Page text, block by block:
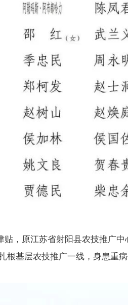
，原江苏省射阳县农技推广
根基层农技推广一线，身患重